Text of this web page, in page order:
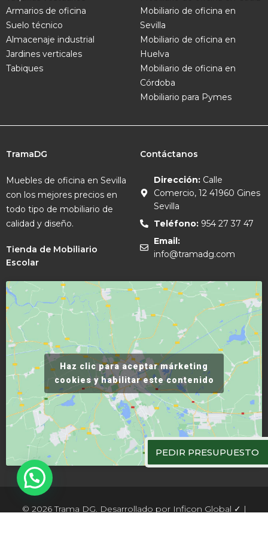
Armarios de oficina
Suelo técnico
Almacenaje industrial
Jardines verticales
Tabiques
Mobiliario de oficina en
Sevilla
Mobiliario de oficina en
Huelva
Mobiliario de oficina en
Córdoba
Mobiliario para Pymes
TramaDG
Muebles de oficina en Sevilla
con los mejores precios en
todo tipo de mobiliario de
calidad y diseño.
Tienda de Mobiliario
Escolar
Contáctanos
Dirección:Calle
Comercio, 12 41960 Gines
Sevilla
Teléfono:954 27 37 47
Email:
info@tramadg.com
Haz clic para aceptar márketing
cookies y habilitar este contenido
© 2026 Trama DG. Desarrollado por Inficon Global ✓ |
PEDIR PRESUPUESTO